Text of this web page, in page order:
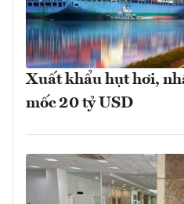
Xuất khẩu hụt hơi,
mốc 20 tỷ USD